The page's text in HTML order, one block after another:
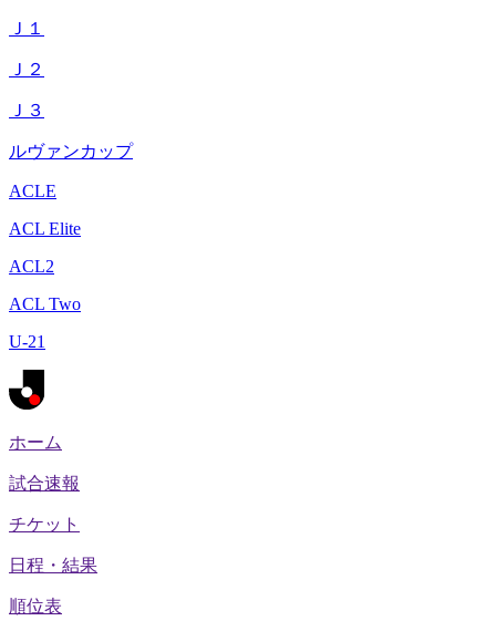
Ｊ１
Ｊ２
Ｊ３
ルヴァンカップ
ACLE
ACL Elite
ACL2
ACL Two
U-21
ホーム
試合速報
チケット
日程・結果
順位表